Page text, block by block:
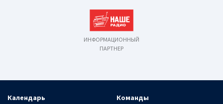
ИНФОРМАЦИОННЫЙ
ПАРТНЕР
Календарь Команды